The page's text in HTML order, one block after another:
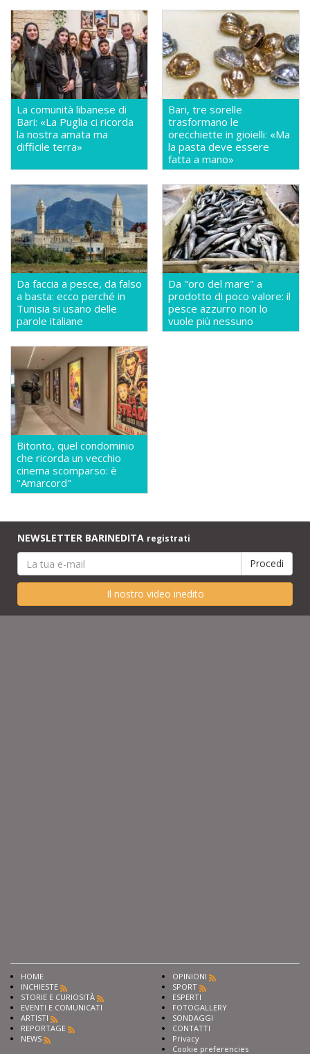
La comunità libanese di
Bari: «La Puglia ci ricorda
la nostra amata ma
difficile terra»
Bari, tre sorelle
trasformano le
orecchiette in gioielli: «Ma
la pasta deve essere
fatta a mano»
Da faccia a pesce, da falso
a basta: ecco perché in
Tunisia si usano delle
parole italiane
Da "oro del mare" a
prodotto di poco valore: il
pesce azzurro non lo
vuole più nessuno
Bitonto, quel condominio
che ricorda un vecchio
cinema scomparso: è
"Amarcord"
NEWSLETTER BARINEDITA registrati
Il nostro video inedito
HOME
INCHIESTE
STORIE E CURIOSITÀ
EVENTI E COMUNICATI
ARTISTI
REPORTAGE
NEWS
OPINIONI
SPORT
ESPERTI
FOTOGALLERY
SONDAGGI
CONTATTI
Privacy
Cookie preferencies